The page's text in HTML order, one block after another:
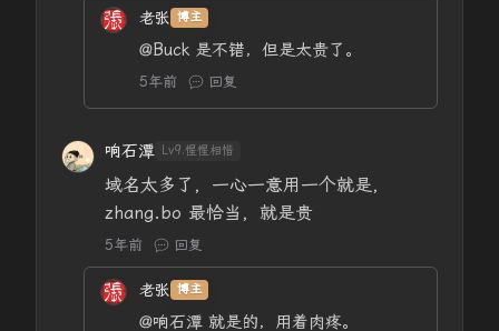
老张 博主
@Buck 是不错，但是太贵了。
5年前 回复
响石潭 Lv9.惺惺相惜
域名太多了，一心一意用一个就是，
zhang.bo 最恰当，就是贵
5年前 回复
老张 博主
@响石潭 就是的，用着肉疼。